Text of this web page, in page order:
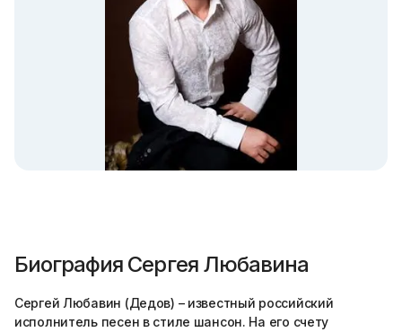
Биография Сергея Любавина
Сергей Любавин (Дедов) – известный российский
исполнитель песен в стиле шансон. На его счету